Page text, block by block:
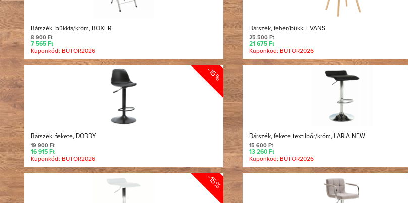
Bárszék, bükkfa/króm, BOXER
8 900 Ft
7 565 Ft
Kuponkód: BUTOR2026
Bárszék, fehér/bükk, EVANS
25 500 Ft
21 675 Ft
Kuponkód: BUTOR2026
-15%
Bárszék, fekete, DOBBY
19 900 Ft
16 915 Ft
Kuponkód: BUTOR2026
Bárszék, fekete textilbőr/króm, LARIA NEW
15 600 Ft
13 260 Ft
Kuponkód: BUTOR2026
-15%